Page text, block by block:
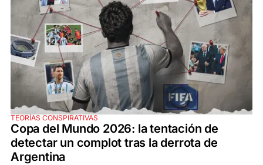
TEORÍAS CONSPIRATIVAS
Copa del Mundo 2026: la tentación de
detectar un complot tras la derrota de
Argentina